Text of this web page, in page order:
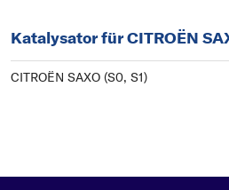
Katalysator für CITROËN
CITROËN SAXO (S0, S1)